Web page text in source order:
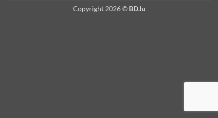
Copyright 2026 © BD.lu